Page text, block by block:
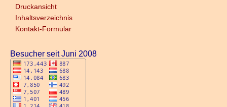
Druckansicht
Inhaltsverzeichnis
Kontakt-Formular
Besucher seit Juni 2008